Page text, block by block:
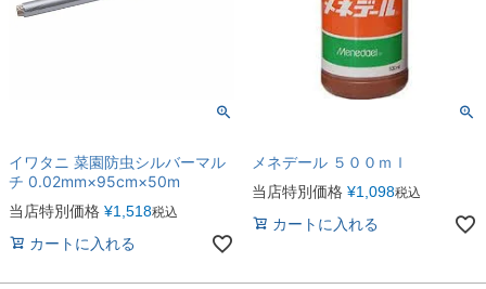
イワタニ 菜園防虫シルバーマル
チ 0.02mm×95cm×50m
当店特別価格 ¥1,518税込
カートに入れる
メネデール ５００ｍｌ
当店特別価格 ¥1,098税込
カートに入れる